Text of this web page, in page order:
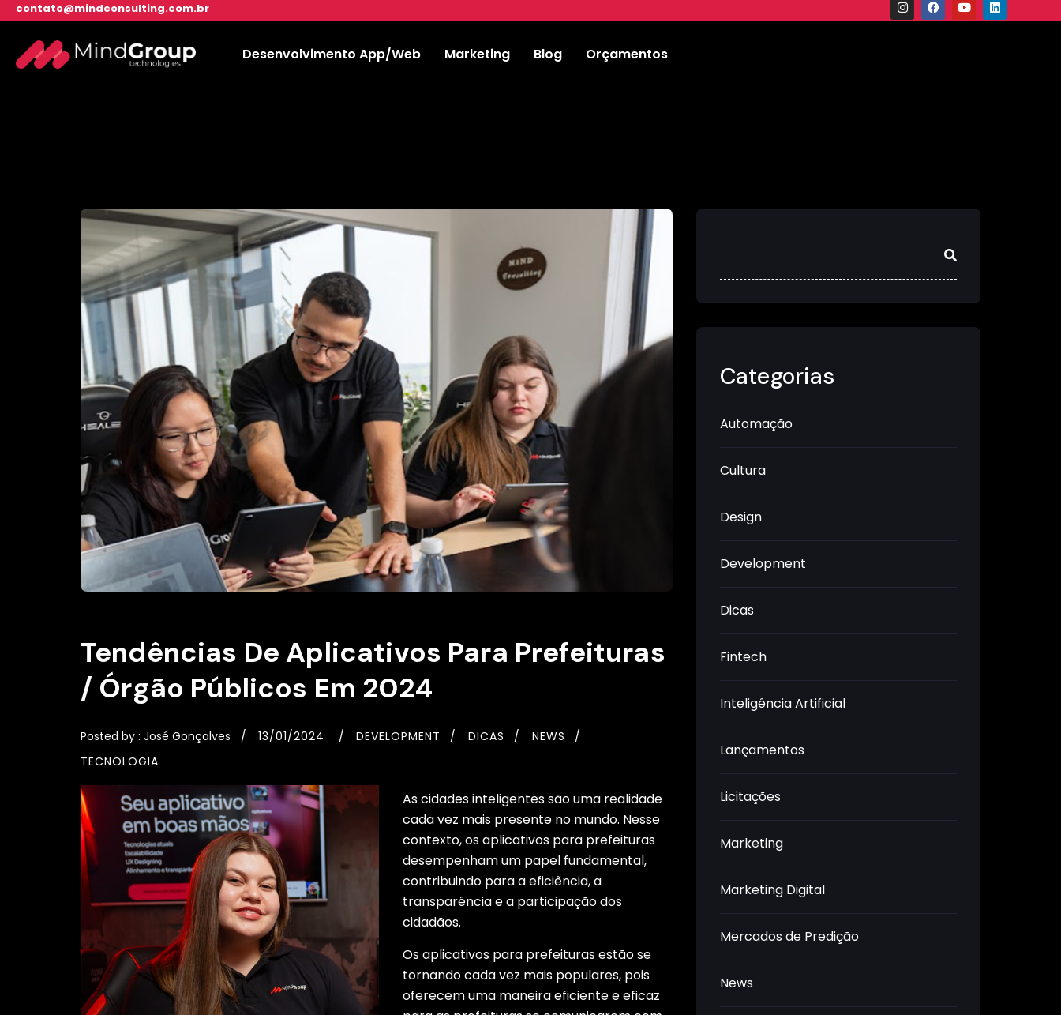
contato@mindconsulting.com.br
Desenvolvimento App/Web Marketing Blog Orçamentos
Tendências De Aplicativos Para Prefeituras
/ Órgão Públicos Em 2024
Posted by : José Gonçalves 13/01/2024 DEVELOPMENT DICAS
NEWS
TECNOLOGIA
As cidades inteligentes são uma realidade
cada vez mais presente no mundo. Nesse
contexto, os aplicativos para prefeituras
desempenham um papel fundamental,
contribuindo para a eficiência, a
transparência e a participação dos
cidadãos.
Os aplicativos para prefeituras estão se
tornando cada vez mais populares, pois
oferecem uma maneira eficiente e eficaz
Categorias
Automação
Cultura
Design
Development
Dicas
Fintech
Inteligência Artificial
Lançamentos
Licitações
Marketing
Marketing Digital
Mercados de Predição
News